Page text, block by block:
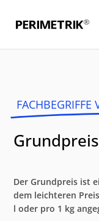
FACHBEGRIFFE
Der Grundpreis ist
dem leichteren
l oder pro 1 kg